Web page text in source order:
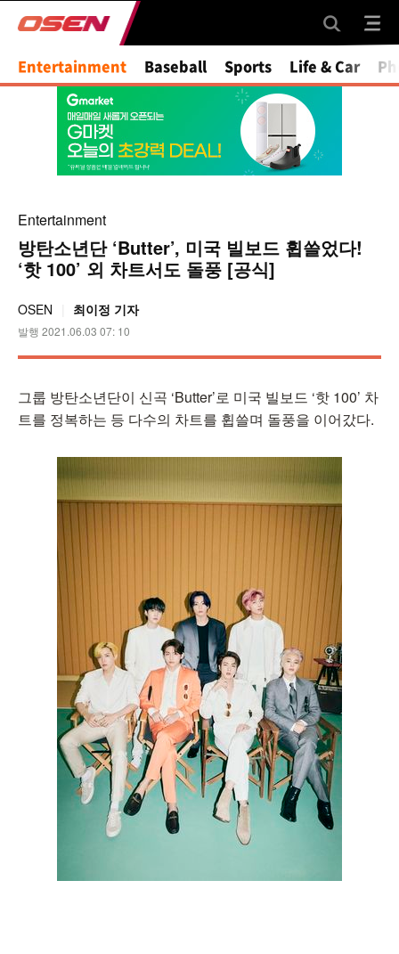
Mute
Entertainment Baseball Sports Life & Car
Entertainment
방탄소년단 ‘Butter’, 미국 빌보드 휩쓸었다!
‘핫 100’ 외 차트서도 돌풍 [공식]
OSEN 최이정 기자
발행 2021.06.03 07: 10
그룹 방탄소년단이 신곡 ‘Butter’로 미국 빌보드 ‘핫 100’ 차
트를 정복하는 등 다수의 차트를 휩쓸며 돌풍을 이어갔다.